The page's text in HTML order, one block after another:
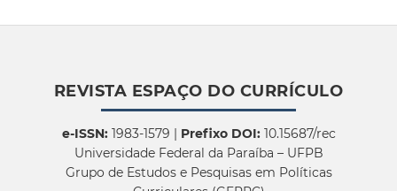
REVISTA ESPAÇO DO CURRÍCULO
e-ISSN:1983-1579 | Prefixo DOI:10.15687/rec
Universidade Federal da Paraíba – UFPB
Grupo de Estudos e Pesquisas em Políticas